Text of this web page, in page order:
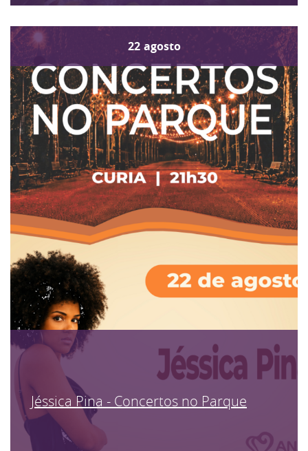
22 agosto
Jéssica Pina - Concertos no Parque